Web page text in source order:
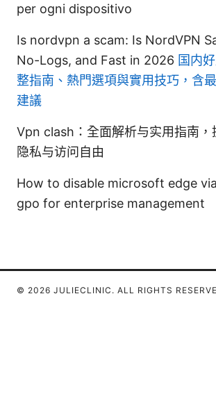
per ogni dispositivo
Is nordvpn a scam: Is NordVPN
No-Logs, and Fast in 2026 国内
整指南、熱門選項與實用技巧，含
建議
Vpn clash：全面解析与实用指南，
隐私与访问自由
How to disable microsoft edge
gpo for enterprise management
© 2026 JULIECLINIC. ALL RIGHTS